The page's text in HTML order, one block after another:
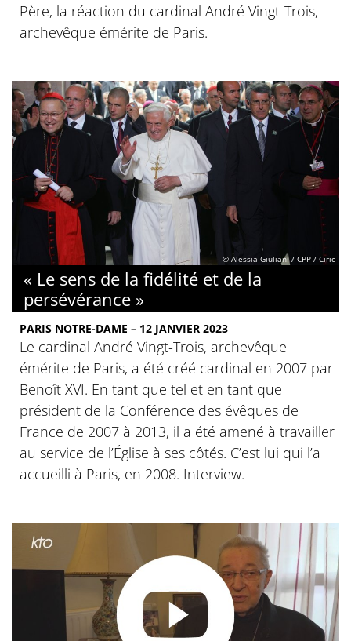
Père, la réaction du cardinal André Vingt-Trois,
archevêque émérite de Paris.
© Alessia Giuliani / CPP / Ciric
« Le sens de la fidélité et de la
persévérance »
PARIS NOTRE-DAME – 12 JANVIER 2023
Le cardinal André Vingt-Trois, archevêque
émérite de Paris, a été créé cardinal en 2007 par
Benoît XVI. En tant que tel et en tant que
président de la Conférence des évêques de
France de 2007 à 2013, il a été amené à travailler
au service de l’Église à ses côtés. C’est lui qui l’a
accueilli à Paris, en 2008. Interview.